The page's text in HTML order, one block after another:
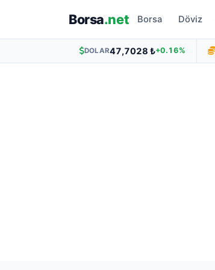
Borsa.net Borsa Döviz
DOLAR47,7028 ₺+0.16%